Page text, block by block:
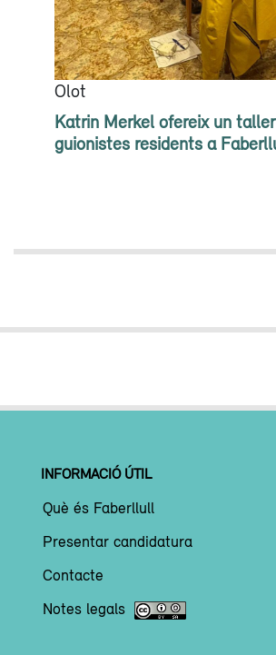
Olot
Katrin Merkel ofereix un
guionistes residents a
INFORMACIÓ ÚTIL
Què és Faberllull
Presentar candidatura
Contacte
Notes legals